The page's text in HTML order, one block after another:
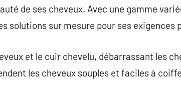
de ses cheveux. Avec une gamme
solutions sur mesure pour ses exigences
et le cuir chevelu, débarrassant les
les cheveux souples et faciles à